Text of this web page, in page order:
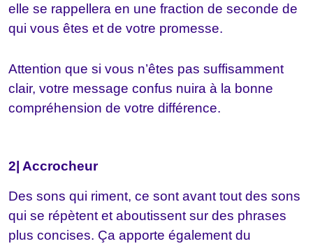
elle se rappellera en une fraction de seconde de
qui vous êtes et de votre promesse.
Attention que si vous n’êtes pas suffisamment
clair, votre message confus nuira à la bonne
compréhension de votre différence.
2| Accrocheur
Des sons qui riment, ce sont avant tout des sons
qui se répètent et aboutissent sur des phrases
plus concises. Ça apporte également du